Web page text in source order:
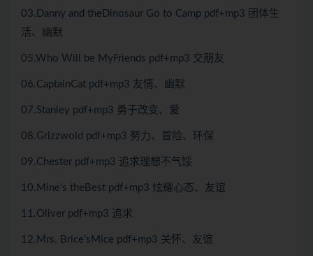
03.Danny and theDinosaur Go to Camp pdf+mp3 团体生
活、幽默
05.Who Will be MyFriends pdf+mp3 交朋友
06.CaptainCat pdf+mp3 友情、幽默
07.Stanley pdf+mp3 勇于改变、爱
08.Grizzwold pdf+mp3 努力、冒险、环保
09.Chester pdf+mp3 追求理想不气馁
10.Mine’s theBest pdf+mp3 炫耀心态、友谊
11.Oliver pdf+mp3 追求
12.Mrs. Brice’sMice pdf+mp3 关怀、友谊